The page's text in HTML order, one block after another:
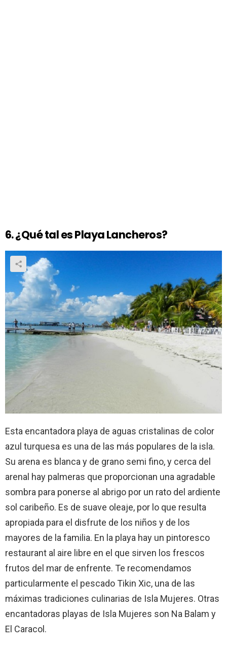
6. ¿Qué tal es Playa Lancheros?
Esta encantadora playa de aguas cristalinas de color
azul turquesa es una de las más populares de la isla.
Su arena es blanca y de grano semi fino, y cerca del
arenal hay palmeras que proporcionan una agradable
sombra para ponerse al abrigo por un rato del ardiente
sol caribeño. Es de suave oleaje, por lo que resulta
apropiada para el disfrute de los niños y de los
mayores de la familia. En la playa hay un pintoresco
restaurant al aire libre en el que sirven los frescos
frutos del mar de enfrente. Te recomendamos
particularmente el pescado Tikin Xic, una de las
máximas tradiciones culinarias de Isla Mujeres. Otras
encantadoras playas de Isla Mujeres son Na Balam y
El Caracol.